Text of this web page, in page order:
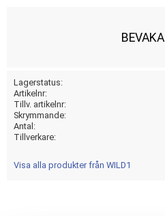
BEVAKA
Lagerstatus
Artikelnr
Tillv. artikelnr
Skrymmande
Antal
Tillverkare
Visa alla produkter från WILD1